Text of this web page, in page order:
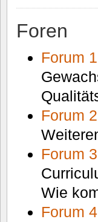
Foren
Forum 1
Forum 2
Forum 3
Wie
Forum 4